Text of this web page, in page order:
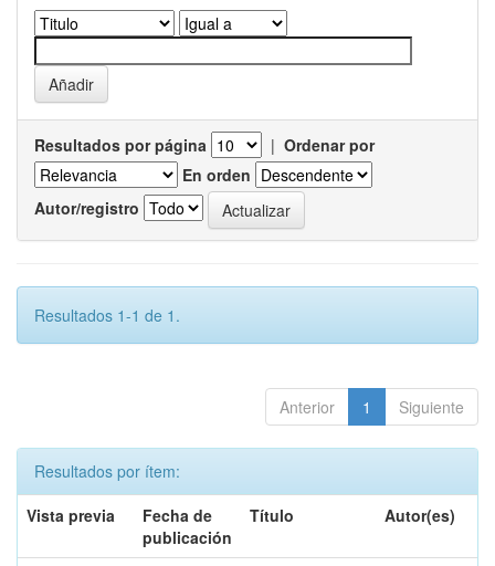
Resultados por página | Ordenar por
En orden
Autor/registro
Resultados 1-1 de 1.
Anterior 1 Siguiente
Resultados por ítem:
Vista previa
Fecha de
publicación
Título Autor(es)